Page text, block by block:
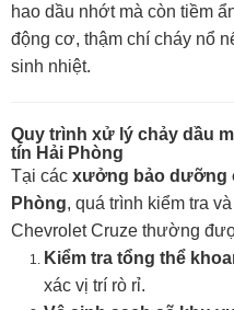
hao dầu nhớt mà còn tiềm
động cơ, thậm chí cháy nổ
sinh nhiệt.
Quy trình xử lý chảy dầu
tín Hải Phòng
Tại các xưởng bảo dưỡng
Phòng, quá trình kiểm tra
Chevrolet Cruze thường
Kiểm tra tổng thể
xác vị trí rò rỉ.